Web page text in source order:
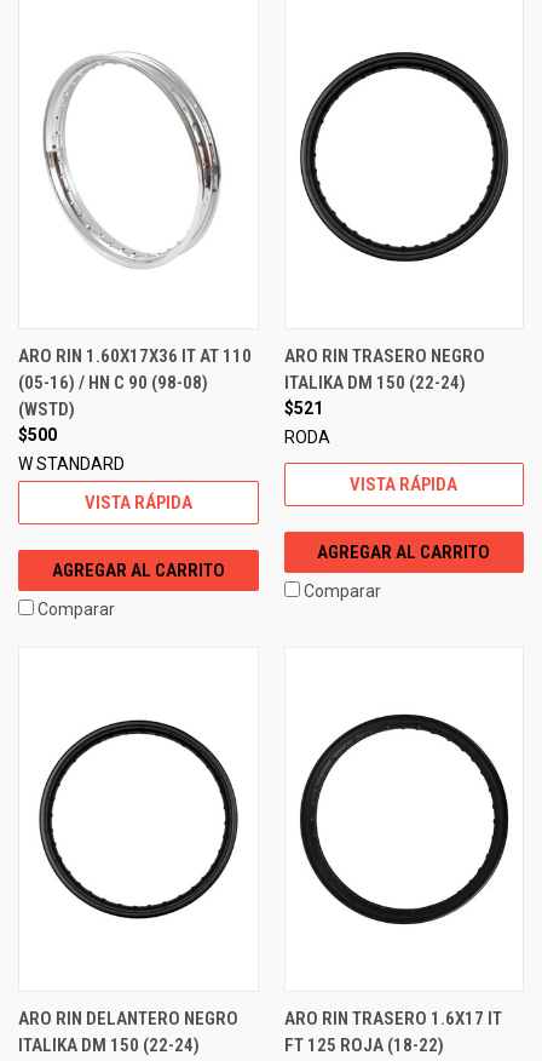
ARO RIN 1.60X17X36 IT AT 110
(05-16) / HN C 90 (98-08)
(WSTD)
$500
W STANDARD
VISTA RÁPIDA
AGREGAR AL CARRITO
Comparar
ARO RIN TRASERO NEGRO
ITALIKA DM 150 (22-24)
$521
RODA
VISTA RÁPIDA
AGREGAR AL CARRITO
Comparar
ARO RIN DELANTERO NEGRO
ITALIKA DM 150 (22-24)
ARO RIN TRASERO 1.6X17 IT
FT 125 ROJA (18-22)